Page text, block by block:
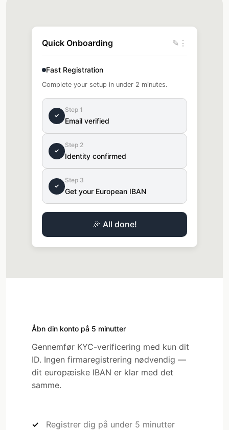
Quick Onboarding ✎ ⋮
Fast Registration
Complete your setup in under 2 minutes.
✓
Step 1
Email verified
✓
Step 2
Identity confirmed
✓
Step 3
Get your European IBAN
🎉 All done!
Åbn din konto på 5 minutter
Gennemfør KYC-verificering med kun dit
ID. Ingen firmaregistrering nødvendig —
dit europæiske IBAN er klar med det
samme.
Registrer dig på under 5 minutter